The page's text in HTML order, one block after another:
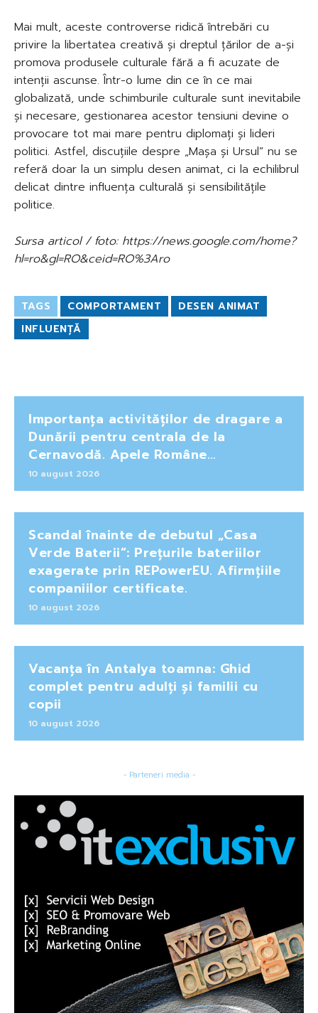
Mai mult, aceste controverse ridică întrebări cu
privire la libertatea creativă și dreptul țărilor de a-și
promova produsele culturale fără a fi acuzate de
intenții ascunse. Într-o lume din ce în ce mai
globalizată, unde schimburile culturale sunt inevitabile
și necesare, gestionarea acestor tensiuni devine o
provocare tot mai mare pentru diplomați și lideri
politici. Astfel, discuțiile despre „Mașa și Ursul” nu se
referă doar la un simplu desen animat, ci la echilibrul
delicat dintre influența culturală și sensibilitățile
politice.
Sursa articol / foto: https://news.google.com/home?
hl=ro&gl=RO&ceid=RO%3Aro
TAGS COMPORTAMENT
DESEN ANIMAT
INFLUENȚĂ
Importanța activităților de dragare a
Dunării pentru centrala de la
Cernavodă. Apele Române…
10 august 2026
Scandal înainte de debutul „Casa
Verde Baterii”: Prețurile bateriilor
exagerate prin REPowerEU. Afirmțiile
companiilor certificate.
10 august 2026
Vacanța în Antalya toamna: Ghid
complet pentru adulți și familii cu
copii
10 august 2026
- Parteneri media -